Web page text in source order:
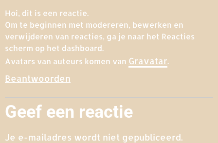
Hoi, dit is een reactie.
Om te beginnen met modereren, bewerken en
verwijderen van reacties, ga je naar het Reacties
scherm op het dashboard.
Avatars van auteurs komen van Gravatar.
Beantwoorden
Geef een reactie
Je e-mailadres wordt niet gepubliceerd.